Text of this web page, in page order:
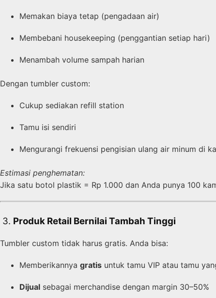
Memakan biaya tetap (pengadaan air)
Membebani housekeeping (penggantian setiap hari)
Menambah volume sampah harian
Dengan tumbler custom:
Cukup sediakan refill station
Tamu isi sendiri
Mengurangi frekuensi pengisian ulang air minum di
Estimasi penghematan:
Jika satu botol plastik = Rp 1.000 dan Anda punya 100
️ 3. Produk Retail Bernilai Tambah Tinggi
Tumbler custom tidak harus gratis. Anda bisa:
Memberikannya gratis untuk tamu VIP atau tamu
Dijual sebagai merchandise dengan margin 30–50%